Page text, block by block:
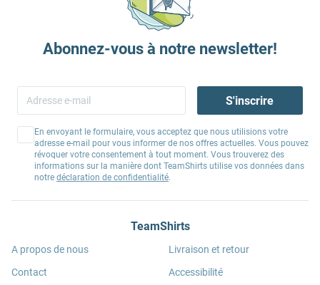
Abonnez-vous à notre newsletter!
S'inscrire
En envoyant le formulaire, vous acceptez que nous utilisions votre
adresse e-mail pour vous informer de nos offres actuelles. Vous pouvez
révoquer votre consentement à tout moment. Vous trouverez des
informations sur la manière dont TeamShirts utilise vos données dans
notre déclaration de confidentialité.
TeamShirts
A propos de nous
Contact
Livraison et retour
Accessibilité